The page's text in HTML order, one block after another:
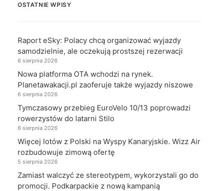
OSTATNIE WPISY
Raport eSky: Polacy chcą organizować wyjazdy
samodzielnie, ale oczekują prostszej rezerwacji
6 sierpnia 2026
Nowa platforma OTA wchodzi na rynek.
Planetawakacji.pl zaoferuje także wyjazdy niszowe
6 sierpnia 2026
Tymczasowy przebieg EuroVelo 10/13 poprowadzi
rowerzystów do latarni Stilo
6 sierpnia 2026
Więcej lotów z Polski na Wyspy Kanaryjskie. Wizz Air
rozbudowuje zimową ofertę
5 sierpnia 2026
Zamiast walczyć ze stereotypem, wykorzystali go do
promocji. Podkarpackie z nową kampanią